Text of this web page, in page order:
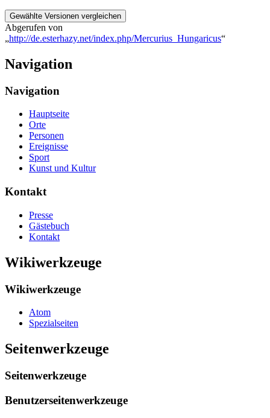
Abgerufen von
„http://de.esterhazy.net/index.php/Mercurius_Hungaricus“
Navigation
Navigation
Hauptseite
Orte
Personen
Ereignisse
Sport
Kunst und Kultur
Kontakt
Presse
Gästebuch
Kontakt
Wikiwerkzeuge
Wikiwerkzeuge
Atom
Spezialseiten
Seitenwerkzeuge
Seitenwerkzeuge
Benutzerseitenwerkzeuge